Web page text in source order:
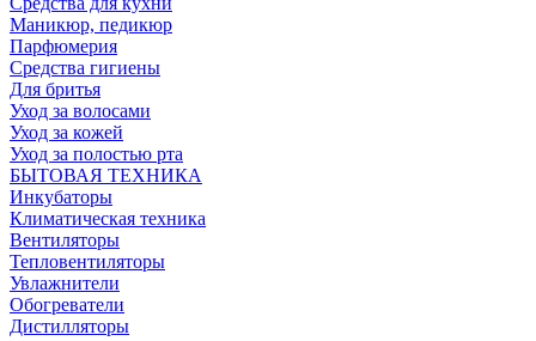
Маникюр, педикюр
Парфюмерия
Средства гигиены
Для бритья
Уход за волосами
Уход за кожей
Уход за полостью рта
БЫТОВАЯ ТЕХНИКА
Инкубаторы
Климатическая техника
Вентиляторы
Тепловентиляторы
Увлажнители
Обогреватели
Дистилляторы